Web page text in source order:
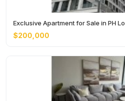
Exclusive Apartment for Sale in PH
$200,000